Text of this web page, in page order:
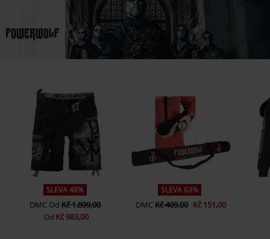
SLEVA 48%
DMC OdKč 1.899,00
Od Kč 983,00
SLEVA 63%
DMCKč 409,00 Kč 151,00